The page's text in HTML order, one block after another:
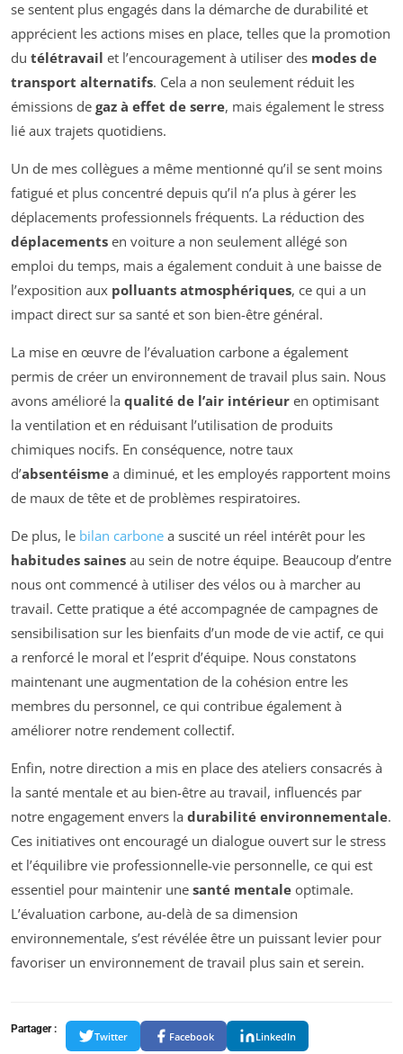
se sentent plus engagés dans la démarche de durabilité et
apprécient les actions mises en place, telles que la promotion
du télétravail et l’encouragement à utiliser des modes de
transport alternatifs. Cela a non seulement réduit les
émissions de gaz à effet de serre, mais également le stress
lié aux trajets quotidiens.
Un de mes collègues a même mentionné qu’il se sent moins
fatigué et plus concentré depuis qu’il n’a plus à gérer les
déplacements professionnels fréquents. La réduction des
déplacements en voiture a non seulement allégé son
emploi du temps, mais a également conduit à une baisse de
l’exposition aux polluants atmosphériques, ce qui a un
impact direct sur sa santé et son bien-être général.
La mise en œuvre de l’évaluation carbone a également
permis de créer un environnement de travail plus sain. Nous
avons amélioré la qualité de l’air intérieur en optimisant
la ventilation et en réduisant l’utilisation de produits
chimiques nocifs. En conséquence, notre taux
d’absentéisme a diminué, et les employés rapportent moins
de maux de tête et de problèmes respiratoires.
De plus, le bilan carbone a suscité un réel intérêt pour les
habitudes saines au sein de notre équipe. Beaucoup d’entre
nous ont commencé à utiliser des vélos ou à marcher au
travail. Cette pratique a été accompagnée de campagnes de
sensibilisation sur les bienfaits d’un mode de vie actif, ce qui
a renforcé le moral et l’esprit d’équipe. Nous constatons
maintenant une augmentation de la cohésion entre les
membres du personnel, ce qui contribue également à
améliorer notre rendement collectif.
Enfin, notre direction a mis en place des ateliers consacrés à
la santé mentale et au bien-être au travail, influencés par
notre engagement envers la durabilité environnementale.
Ces initiatives ont encouragé un dialogue ouvert sur le stress
et l’équilibre vie professionnelle-vie personnelle, ce qui est
essentiel pour maintenir une santé mentale optimale.
L’évaluation carbone, au-delà de sa dimension
environnementale, s’est révélée être un puissant levier pour
favoriser un environnement de travail plus sain et serein.
Partager :
Twitter Facebook LinkedIn